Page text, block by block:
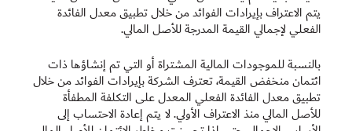
يتم الاعتراف بإيرادات الفوائد من خلال تطبيق معدل الفائدة
الفعلي لإجمالي القيمة المدرجة للأصل المالي.
بالنسبة للموجودات المالية المشتراة أو التي تم إنشاؤها ذات
ائتمان منخفض القيمة، تعترف الشركة بإيرادات الفوائد من خلال
تطبيق معدل الفائدة الفعلي المعدل على التكلفة المطفأة
للأصل المالي منذ الاعتراف الأولي. لا يتم إعادة الاحتساب إلى